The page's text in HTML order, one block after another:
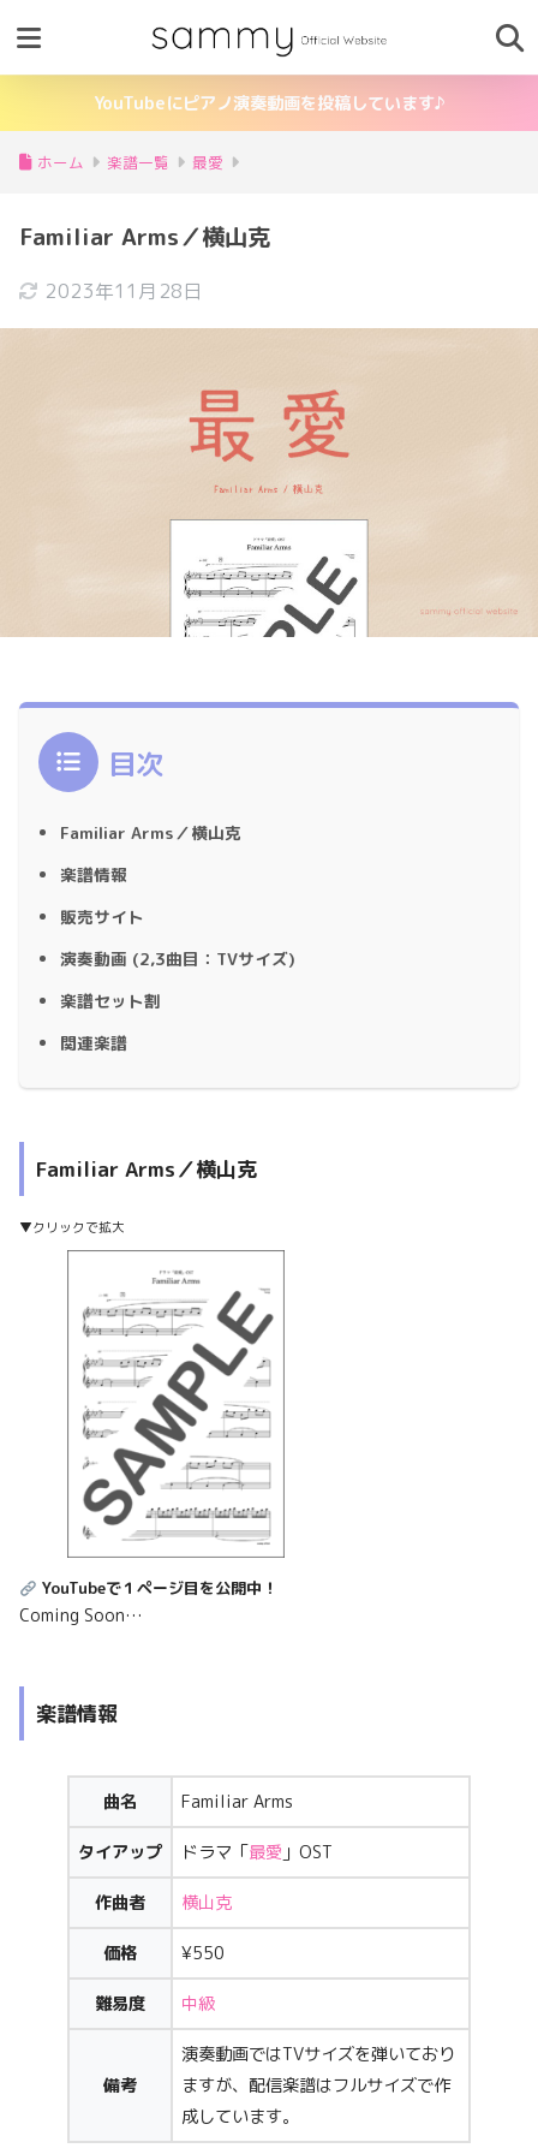
YouTubeにピアノ演奏動画を投稿しています♪
ホーム 楽譜一覧 最愛
Familiar Arms／横山克
2023年11月28日
目次
Familiar Arms／横山克
楽譜情報
販売サイト
演奏動画 (2,3曲目：TVサイズ)
楽譜セット割
関連楽譜
Familiar Arms／横山克
▼クリックで拡大
YouTubeで１ページ目を公開中！
Coming Soon…
楽譜情報
曲名 Familiar Arms
タイアップ ドラマ「最愛 」OST
作曲者 横山克
価格 ¥550
難易度 中級
備考
演奏動画ではTVサイズを弾いており
ますが、配信楽譜はフルサイズで作
成しています。